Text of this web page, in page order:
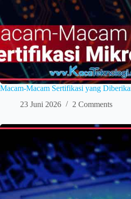
Macam-Macam Sertifikasi yang
23 Juni 2026
2 Comments